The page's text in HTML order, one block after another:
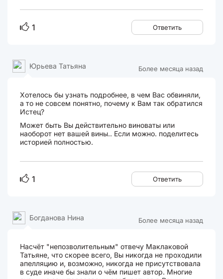
1 Ответить
Более месяца назад
Юрьева Татьяна
Хотелось бы узнать подробнее, в чем Вас обвиняли,
а то не совсем понятно, почему к Вам так обратился
Истец?
Может быть Вы действительно виноваты или
наоборот нет вашей вины.. Если можно. поделитесь
историей полностью.
1 Ответить
Более месяца назад
Богданова Нина
Насчёт "непозволительным" отвечу Маклаковой
Татьяне, что скорее всего, Вы никогда не проходили
апелляцию и, возможно, никогда не присутствовала
в суде иначе бы знали о чём пишет автор. Многие